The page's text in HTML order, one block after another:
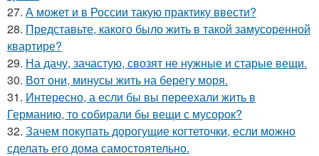
27. А может и в России такую практику ввести?
28. Представьте, какого было жить в такой замусоренной
квартире?
29. На дачу, зачастую, свозят не нужные и старые вещи.
30. Вот они, минусы жить на берегу моря.
31. Интересно, а если бы вы переехали жить в
Германию, то собирали бы вещи с мусорок?
32. Зачем покупать дорогущие когтеточки, если можно
сделать его дома самостоятельно.